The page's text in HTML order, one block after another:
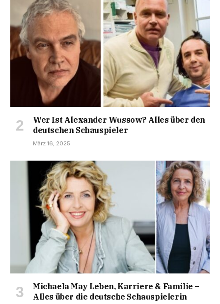
Wer Ist Alexander Wussow? Alles über den
deutschen Schauspieler
März 16, 2025
Michaela May Leben, Karriere & Familie –
Alles über die deutsche Schauspielerin